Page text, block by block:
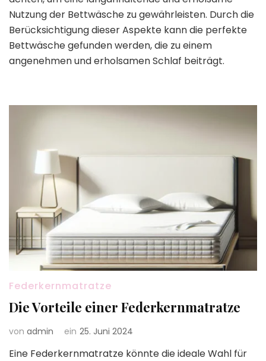
Nutzung der Bettwäsche zu gewährleisten. Durch die
Berücksichtigung dieser Aspekte kann die perfekte
Bettwäsche gefunden werden, die zu einem
angenehmen und erholsamen Schlaf beiträgt.
Federkernmatratze
Die Vorteile einer Federkernmatratze
von admin ein 25. Juni 2024
Eine Federkernmatratze könnte die ideale Wahl für